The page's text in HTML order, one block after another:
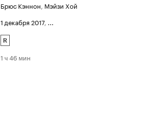
Брюс Кэннон, Мэйзи Хой
1 декабря 2017, ...
R
1 ч 46 мин